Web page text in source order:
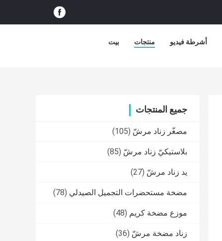
بيت منتجات أشرطة فيديو
جميع المنتجات
مصغّر زناد مرشّ (105)
بلاستيكيّ زناد مرشّ (85)
يد زناد مرشّ (27)
مضخة مستحضرات التجميل الصيدلي (78)
موزع مضخة كريم (48)
زناد مضخة مرشّ (36)